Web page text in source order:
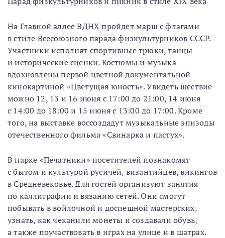
На Главной аллее ВДНХ пройдет марш с флагами
в стиле Всесоюзного парада физкультурников СССР.
Участники исполнят спортивные трюки, танцы
и исторические сценки. Костюмы и музыка
вдохновлены первой цветной документальной
кинокартиной «Цветущая юность». Увидеть шествие
можно 12, 13 и 16 июня с 17:00 до 21:00, 14 июня
с 14:00 до 18:00 и 15 июня с 13:00 до 17:00. Кроме
того, на выставке воссоздадут музыкальные эпизоды
отечественного фильма «Свинарка и пастух».
В парке «Печатники» посетителей познакомят
с бытом и культурой русичей, византийцев, викингов
в Средневековье. Для гостей организуют занятия
по каллиграфии и вязанию сетей. Они смогут
побывать в войлочной и доспешной мастерских,
узнать, как чеканили монеты и создавали обувь,
а также поучаствовать в играх на улице и в шатрах.